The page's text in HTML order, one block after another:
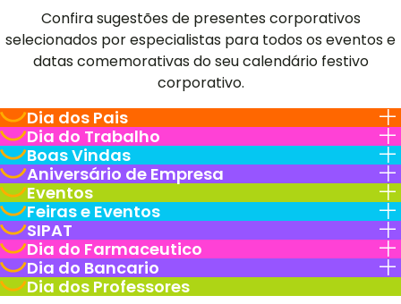
Confira sugestões de presentes corporativos
selecionados por especialistas para todos os eventos e
datas comemorativas do seu calendário festivo
corporativo.
Dia dos Pais
Dia do Trabalho
Boas Vindas
Aniversário de Empresa
Eventos
Feiras e Eventos
SIPAT
Dia do Farmaceutico
Dia do Bancario
Dia dos Professores